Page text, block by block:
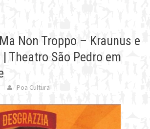
Non Troppo – Kraunus e
Theatro São Pedro em
Poa Cultura